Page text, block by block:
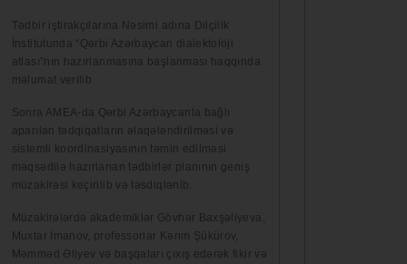
Tədbir iştirakçılarına Nəsimi adına Dilçilik
İnstitutunda “Qərbi Azərbaycan dialektoloji
atlası”nın hazırlanmasına başlanması haqqında
məlumat verilib.
Sonra AMEA-da Qərbi Azərbaycanla bağlı
aparılan tədqiqatların əlaqələndirilməsi və
sistemli koordinasiyasının təmin edilməsi
məqsədilə hazırlanan tədbirlər planının geniş
müzakirəsi keçirilib və təsdiqlənib.
Müzakirələrdə akademiklər Gövhər Baxşəliyeva,
Muxtar İmanov, professorlar Kərim Şükürov,
Məmməd Əliyev və başqaları çıxış edərək fikir və